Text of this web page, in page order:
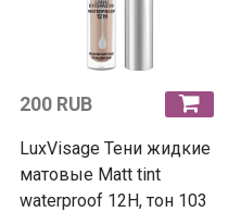
200 RUB
LuxVisage Тени жидкие
матовые Matt tint
waterproof 12H, тон 103